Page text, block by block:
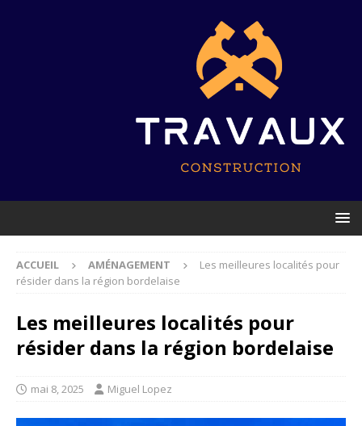
ACCUEIL AMÉNAGEMENT
Les meilleures localités pour
résider dans la région bordelaise
Les meilleures localités pour
résider dans la région bordelaise
mai 8, 2025 Miguel Lopez